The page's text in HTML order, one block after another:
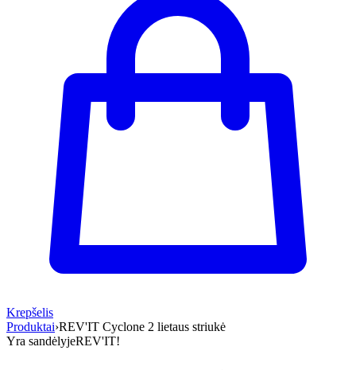
Krepšelis
Produktai›REV'IT Cyclone 2 lietaus striukė
Yra sandėlyjeREV'IT!